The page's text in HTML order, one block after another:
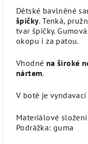
Dětské bavlněné
špičky. Tenká,
tvar špičky.
okopu i za patou.
Vhodné na široké
nártem.
V botě je
Materiálové
Podrážka: guma